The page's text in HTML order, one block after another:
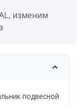
изменим
подвесной